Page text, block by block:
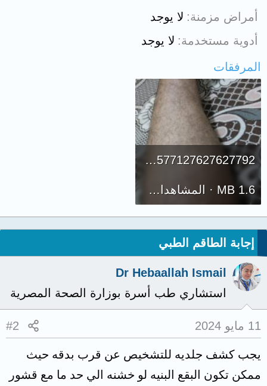
أمراض مزمنة لا يوجد
أدوية مستخدمة لا يوجد
المرفقات
17154534940302731577127627627792.jpg
1.6 MB · المشاهدات: 1,672
إجابة الطاقم الطبي
Dr Hebaallah Ismail
استشاري طب أسرة بوزارة الصحة المصرية
11 مايو 2024 #2
يجب كشف جلديه للتشخيص عن قرب بدقه حيث
ممكن تكون البقع البنيه لو خشنه الي حد ما مع قشور